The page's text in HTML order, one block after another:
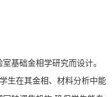
基础金相学研究而设计。
生在其金相、材料分析中能